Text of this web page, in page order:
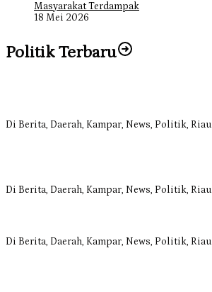
Masyarakat Terdampak
18 Mei 2026
Politik Terbaru
Di Berita, Daerah, Kampar, News, Politik, Riau
Di Berita, Daerah, Kampar, News, Politik, Riau
Di Berita, Daerah, Kampar, News, Politik, Riau